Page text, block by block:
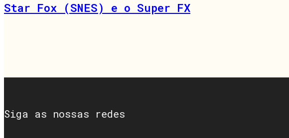
Star Fox (SNES) e o Super FX
Siga as nossas redes